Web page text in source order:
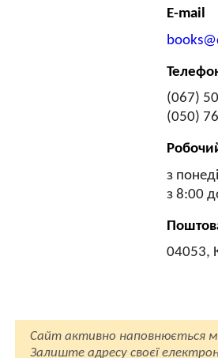
E-mail
(067)
(050)
з
з 8:00
04053,
Сайт активно наповнюється
Залиште адресу своєї